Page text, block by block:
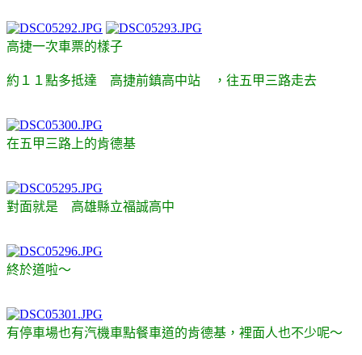
高捷一次車票的樣子
約１１點多抵達 高捷前鎮高中站 ，往五甲三路走去
在五甲三路上的肯德基
對面就是 高雄縣立福誠高中
終於道啦～
有停車場也有汽機車點餐車道的肯德基，裡面人也不少呢～